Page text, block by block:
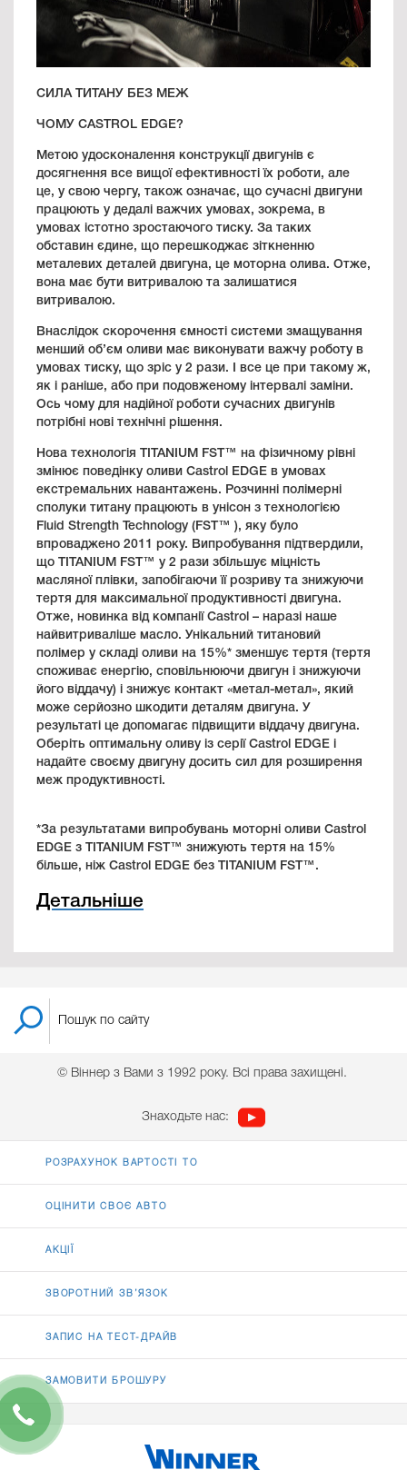
СИЛА ТИТАНУ БЕЗ МЕЖ
ЧОМУ CASTROL EDGE?
Метою удосконалення конструкції двигунів є
досягнення все вищої ефективності їх роботи, але
це, у свою чергу, також означає, що сучасні двигуни
працюють у дедалі важчих умовах, зокрема, в
умовах істотно зростаючого тиску. За таких
обставин єдине, що перешкоджає зіткненню
металевих деталей двигуна, це моторна олива. Отже,
вона має бути витривалою та залишатися
витривалою.
Внаслідок скорочення ємності системи змащування
менший об’єм оливи має виконувати важчу роботу в
умовах тиску, що зріс у 2 рази. І все це при такому ж,
як і раніше, або при подовженому інтервалі заміни.
Ось чому для надійної роботи сучасних двигунів
потрібні нові технічні рішення.
Нова технологія TITANIUM FST™ на фізичному рівні
змінює поведінку оливи Castrol EDGE в умовах
екстремальних навантажень. Розчинні полімерні
сполуки титану працюють в унісон з технологією
Fluid Strength Technology (FST™ ), яку було
впроваджено 2011 року. Випробування підтвердили,
що TITANIUM FST™ у 2 рази збільшує міцність
масляної плівки, запобігаючи її розриву та знижуючи
тертя для максимальної продуктивності двигуна.
Отже, новинка від компанії Castrol – наразі наше
найвитриваліше масло. Унікальний титановий
полімер у складі оливи на 15%* зменшує тертя (тертя
споживає енергію, сповільнюючи двигун і знижуючи
його віддачу) і знижує контакт «метал-метал», який
може серйозно шкодити деталям двигуна. У
результаті це допомагає підвищити віддачу двигуна.
Оберіть оптимальну оливу із серії Castrol EDGE і
надайте своєму двигуну досить сил для розширення
меж продуктивності.
*За результатами випробувань моторні оливи Castrol
EDGE з TITANIUM FST™ знижують тертя на 15%
більше, ніж Castrol EDGE без TITANIUM FST™.
Детальніше
© Віннер з Вами з 1992 року. Всі права захищені.
Знаходьте нас:
РОЗРАХУНОК ВАРТОСТІ ТО
ОЦІНИТИ СВОЄ АВТО
АКЦІЇ
ЗВОРОТНИЙ ЗВ’ЯЗОК
ЗАПИС НА ТЕСТ-ДРАЙВ
ЗАМОВИТИ БРОШУРУ